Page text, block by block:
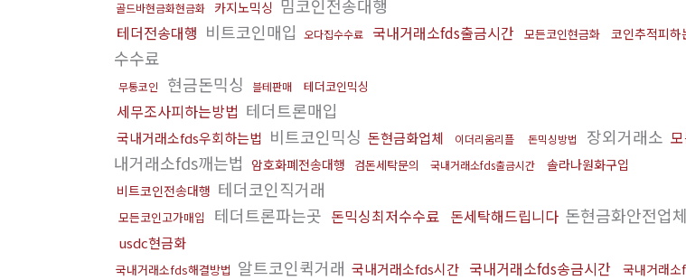
골드바현금화현금화 카지노믹싱 밈코인전송대행
테더전송대행 비트코인매입 오다집수수료 국내거래소fds출금시간 모든코인현금화 코인추적피하
수수료
무통코인 현금돈믹싱 블테판매 테더코인믹싱
세무조사피하는방법 테더트론매입
국내거래소fds우회하는법 비트코인믹싱 돈현금화업체 이더리움리플 돈믹싱방법 장외거래소
내거래소fds깨는법 암호화폐전송대행 검돈세탁문의 국내거래소fds출금시간
솔라나원화구입
비트코인전송대행 테더코인직거래
모든코인고가매입 테더트론파는곳 돈믹싱최저수수료 돈세탁해드립니다 돈현금화안전업체
usdc현금화
국내거래소fds해결방법 알트코인퀵거래 국내거래소fds시간 국내거래소fds송금시간 국내거래